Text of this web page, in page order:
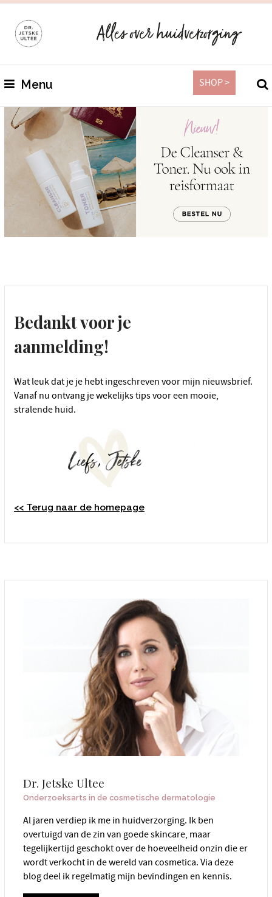
Menu SHOP >
Bedankt voor je
aanmelding!
Wat leuk dat je je hebt ingeschreven voor mijn nieuwsbrief.
Vanaf nu ontvang je wekelijks tips voor een mooie,
stralende huid.
<< Terug naar de homepage
Dr. Jetske Ultee
Onderzoeksarts in de cosmetische dermatologie
Al jaren verdiep ik me in huidverzorging. Ik ben
overtuigd van de zin van goede skincare, maar
tegelijkertijd geschokt over de hoeveelheid onzin die er
wordt verkocht in de wereld van cosmetica. Via deze
blog deel ik regelmatig mijn bevindingen en kennis.